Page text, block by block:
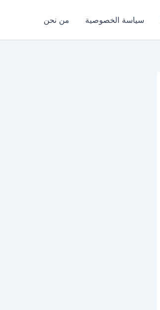
سياسة الخصوصية من نحن